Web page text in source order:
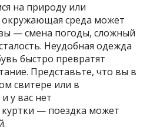
на природу или
окружающая среда может
— смена погоды, сложный
Неудобная одежда
быстро превратят
Представьте, что вы в
свитере или в
у вас нет
— поездка может